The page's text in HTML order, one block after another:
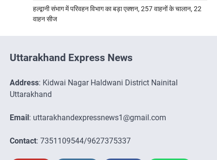
हल्द्वानी संभाग में परिवहन विभाग का बड़ा एक्शन, 257 वाहनों के चालान, 22
वाहन सीज
Uttarakhand Express News
Address: Kidwai Nagar Haldwani District Nainital
Uttarakhand
Email: uttarakhandexpressnews1@gmail.com
Contact: 7351109544/9627375337